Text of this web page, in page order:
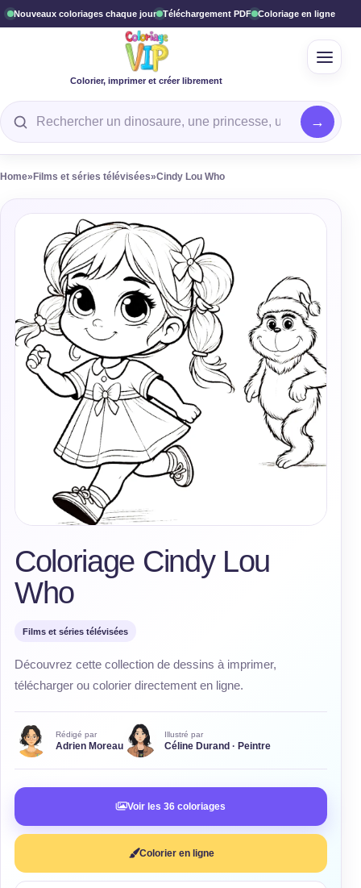
Nouveaux coloriages chaque jour Téléchargement PDF Coloriage en ligne
Colorier, imprimer et créer librement
Rechercher un coloriage
Home» Films et séries télévisées»Cindy Lou Who
Coloriage Cindy Lou
Who
Films et séries télévisées
Découvrez cette collection de dessins à imprimer,
télécharger ou colorier directement en ligne.
Rédigé par
Adrien Moreau
Illustré par
Céline Durand · Peintre
Voir les 36 coloriages
Colorier en ligne